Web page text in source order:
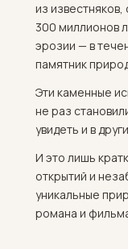
из
300 миллионов
эрозии — в
памятник
Эти каменные
не раз
увидеть и в
И это лишь
открытий и
уникальные
романа и